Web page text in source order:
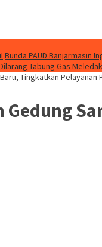
Bunda PAUD Banjarmasin
Tabung Gas
Tingkatkan Pelayanan